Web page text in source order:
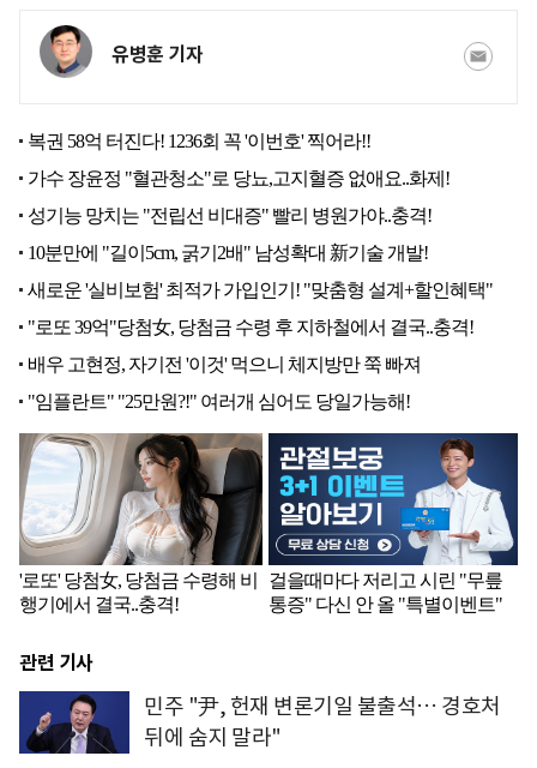
유병훈 기자
관련 기사
민주 "尹, 헌재 변론기일 불출석… 경호처
뒤에 숨지 말라"